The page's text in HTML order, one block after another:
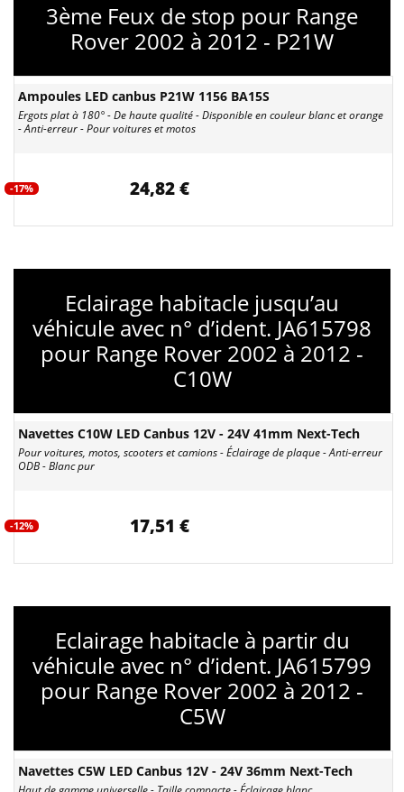
3ème Feux de stop pour Range
Rover 2002 à 2012 - P21W
Ampoules LED canbus P21W 1156 BA15S
Ergots plat à 180° - De haute qualité - Disponible en couleur blanc et orange
- Anti-erreur - Pour voitures et motos
-17% 24,82 €
Eclairage habitacle jusqu’au
véhicule avec n° d’ident. JA615798
pour Range Rover 2002 à 2012 -
C10W
Navettes C10W LED Canbus 12V - 24V 41mm Next-Tech
Pour voitures, motos, scooters et camions - Éclairage de plaque - Anti-erreur
ODB - Blanc pur
-12% 17,51 €
Eclairage habitacle à partir du
véhicule avec n° d’ident. JA615799
pour Range Rover 2002 à 2012 -
C5W
Navettes C5W LED Canbus 12V - 24V 36mm Next-Tech